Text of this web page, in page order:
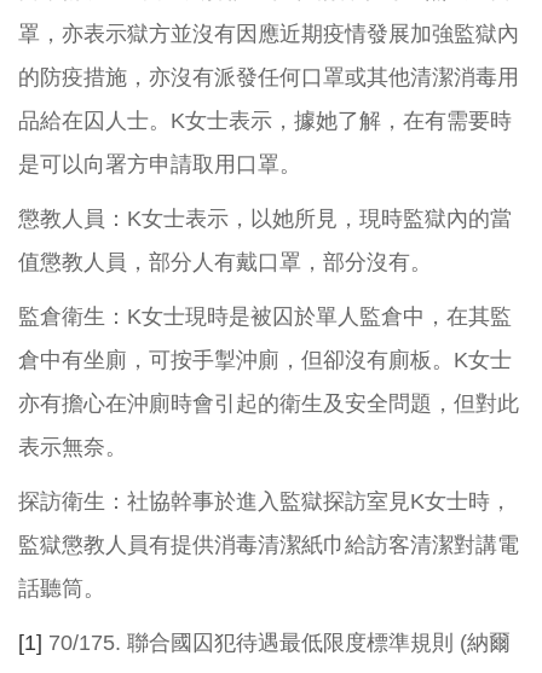
罩，亦表示獄方並沒有因應近期疫情發展加強監獄內
的防疫措施，亦沒有派發任何口罩或其他清潔消毒用
品給在囚人士。K女士表示，據她了解，在有需要時
是可以向署方申請取用口罩。
懲教人員：K女士表示，以她所見，現時監獄內的當
值懲教人員，部分人有戴口罩，部分沒有。
監倉衛生：K女士現時是被囚於單人監倉中，在其監
倉中有坐廁，可按手掣沖廁，但卻沒有廁板。K女士
亦有擔心在沖廁時會引起的衛生及安全問題，但對此
表示無奈。
探訪衛生：社協幹事於進入監獄探訪室見K女士時，
監獄懲教人員有提供消毒清潔紙巾給訪客清潔對講電
話聽筒。
[1] 70/175. 聯合國囚犯待遇最低限度標準規則 (納爾